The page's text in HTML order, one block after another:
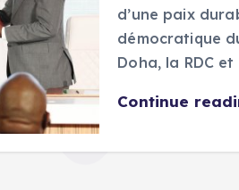
d’une paix
démocratique
Doha, la RDC
Continue